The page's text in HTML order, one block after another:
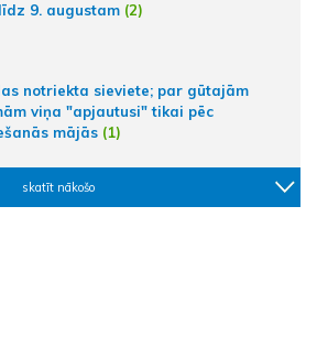
9. augustam (2)
notriekta sieviete; par gūtajām
viņa "apjautusi" tikai pēc
mājās (1)
skatīt nākošo